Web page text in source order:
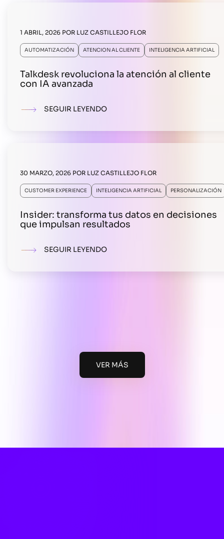
1 ABRIL, 2026 POR LUZ CASTILLEJO FLOR
AUTOMATIZACIÓN ATENCION AL CLIENTE INTELIGENCIA ARTIFICIAL
Talkdesk revoluciona la atención al cliente
con IA avanzada
SEGUIR LEYENDO
30 MARZO, 2026 POR LUZ CASTILLEJO FLOR
CUSTOMER EXPERIENCE INTELIGENCIA ARTIFICIAL PERSONALIZACIÓN
Insider: transforma tus datos en decisiones
que impulsan resultados
SEGUIR LEYENDO
VER MÁS